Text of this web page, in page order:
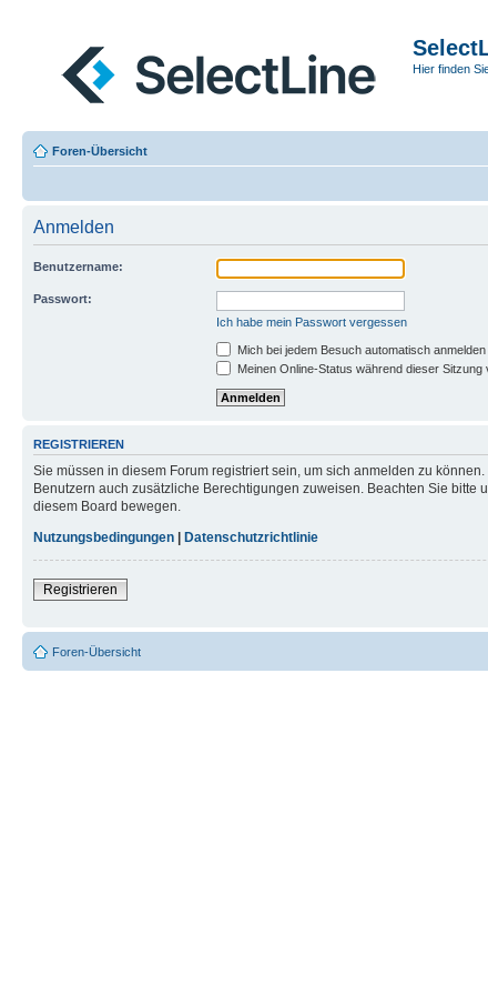
Hier finden
Foren-Übersicht
Anmelden
Benutzername:
Passwort:
Ich habe mein Passwort vergessen
Mich bei jedem Besuch automatisch anmelden
Meinen Online-Status während dieser Sitzung
REGISTRIEREN
Sie müssen in diesem Forum registriert sein, um sich anmelden zu
Benutzern auch zusätzliche Berechtigungen zuweisen. Beachten Sie
diesem Board bewegen.
Nutzungsbedingungen | Datenschutzrichtlinie
Registrieren
Foren-Übersicht